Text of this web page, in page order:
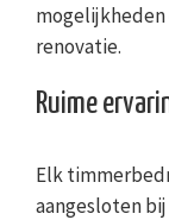
renovatie.
Ruime
Elk
aangesloten